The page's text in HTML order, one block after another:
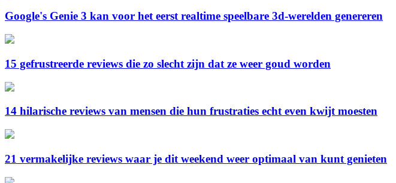
Google's Genie 3 kan voor het eerst realtime speelbare 3d-werelden genereren
15 gefrustreerde reviews die zo slecht zijn dat ze weer goud worden
14 hilarische reviews van mensen die hun frustraties echt even kwijt moesten
21 vermakelijke reviews waar je dit weekend weer optimaal van kunt genieten